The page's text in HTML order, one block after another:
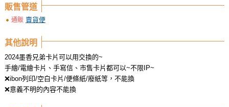
販售管道
通販 賣貨便
其他說明
2024墨香兄弟卡片可以用交換的~
手繪/電繪卡片、手寫信、市售卡片都可以~不限IP~
❌ibon列印/空白卡片/便條紙/廢紙等，不能換
❌意義不明的內容不能換